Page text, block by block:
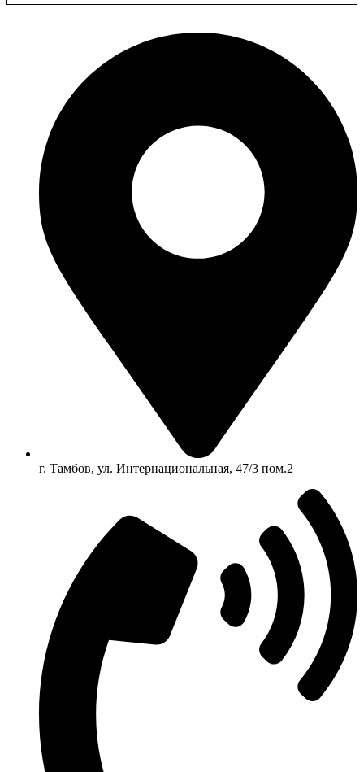
г. Тамбов, ул. Интернациональная, 47/3 пом.2